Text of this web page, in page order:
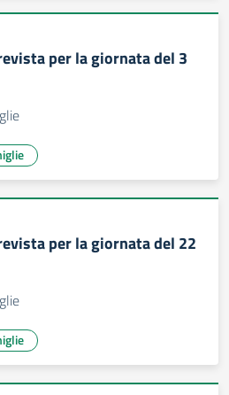
per la giornata del 3
per la giornata del 22